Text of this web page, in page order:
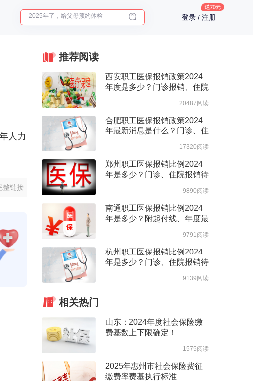
体检前能吃药吗？
2025年了，给父母预约体检
登录 / 注册
人力
整链接
推荐阅读
西安职工医保报销政策2024
年度是多少？门诊报销、住院
20487阅读
合肥职工医保报销政策2024
年最新消息是什么？门诊、住
17320阅读
郑州职工医保报销比例2024
年是多少？门诊、住院报销待
9890阅读
南通职工医保报销比例2024
年是多少？附起付线、年度最
9791阅读
杭州职工医保报销比例2024
年是多少？门诊、住院报销待
9139阅读
相关热门
山东：2024年度社会保险缴
费基数上下限确定！
1575阅读
2025年惠州市社会保险费征
缴费率费基执行标准